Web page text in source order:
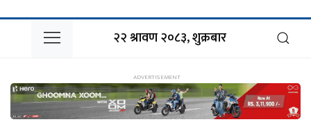
२२ श्रावण २०८३, शुक्रबार